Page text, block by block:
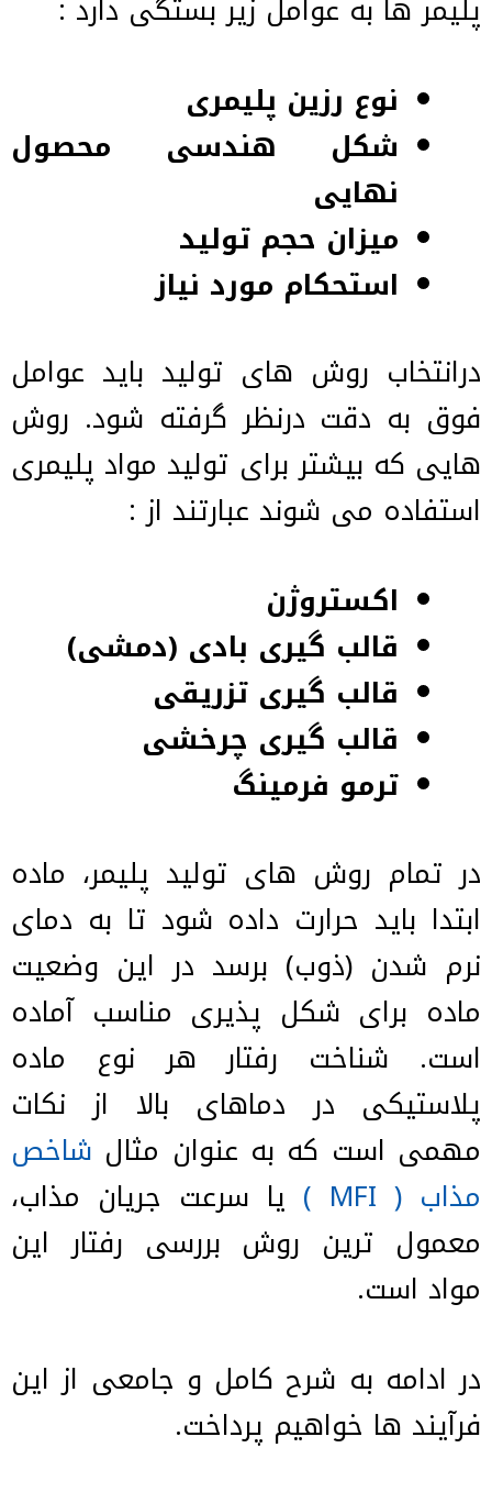
نوع رزین پلیمری
شکل هندسی محصول
نهایی
میزان حجم تولید
استحکام مورد نیاز
درانتخاب روش های تولید باید عوامل
فوق به دقت درنظر گرفته شود. روش
هایی که بیشتر برای تولید مواد پلیمری
استفاده می شوند عبارتند از :
اکستروژن
قالب گیری بادی (دمشی)
قالب گیری تزریقی
قالب گیری چرخشی
ترمو فرمینگ
در تمام روش های تولید پلیمر، ماده
ابتدا باید حرارت داده شود تا به دمای
نرم شدن (ذوب) برسد در این وضعیت
ماده برای شکل پذیری مناسب آماده
است. شناخت رفتار هر نوع ماده
پلاستیکی در دماهای بالا از نکات
مهمی است که به عنوان مثال شاخص
مذاب ( MFI )
یا سرعت جریان مذاب،
معمول ترین روش بررسی رفتار این
مواد است.
در ادامه به شرح کامل و جامعی از این
فرآیند ها خواهیم پرداخت.